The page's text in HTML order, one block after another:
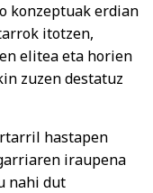
konzeptuak erdian
itotzen,
elitea eta horien
zuzen destatuz
hastapen
iraupena
nahi dut